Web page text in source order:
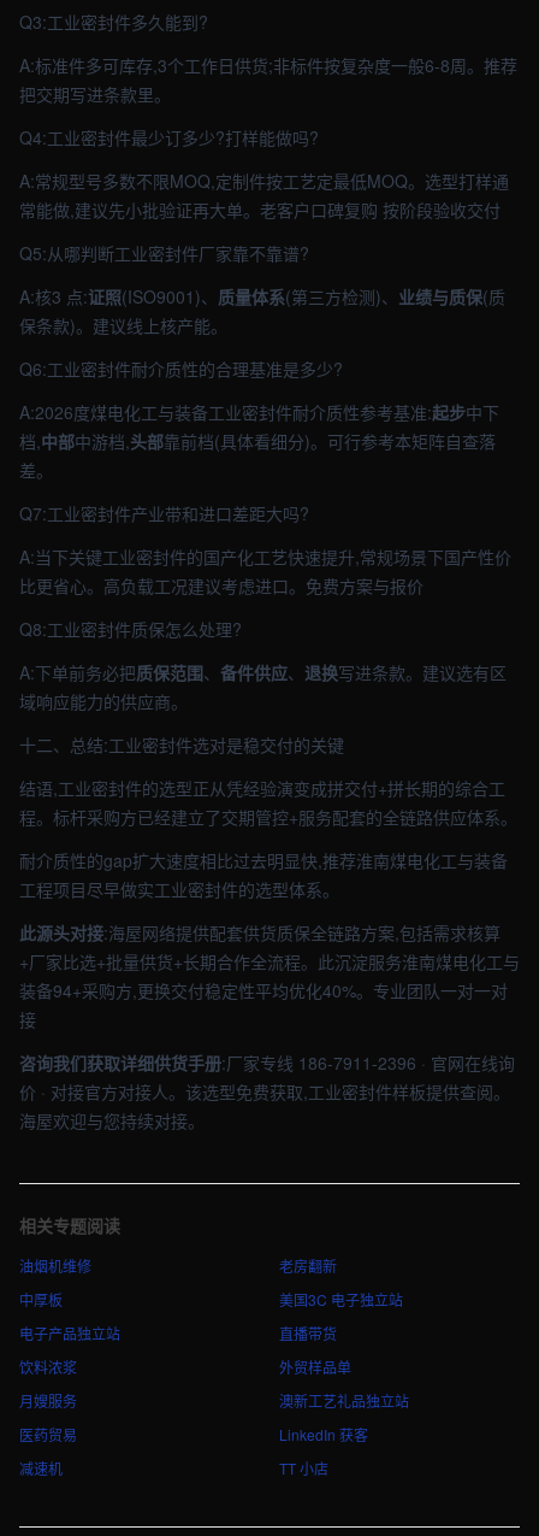
Q3:工业密封件多久能到?
A:标准件多可库存,3个工作日供货;非标件按复杂度一般6-8周。推荐
把交期写进条款里。
Q4:工业密封件最少订多少?打样能做吗?
A:常规型号多数不限MOQ,定制件按工艺定最低MOQ。选型打样通
常能做,建议先小批验证再大单。老客户口碑复购 按阶段验收交付
Q5:从哪判断工业密封件厂家靠不靠谱?
A:核3 点:证照(ISO9001)、 质量体系(第三方检测)、 业绩与质保(质
保条款)。建议线上核产能。
Q6:工业密封件耐介质性的合理基准是多少?
A:2026度煤电化工与装备工业密封件耐介质性参考基准:起步中下
档,中部中游档,头部靠前档(具体看细分)。可行参考本矩阵自查落
差。
Q7:工业密封件产业带和进口差距大吗?
A:当下关键工业密封件的国产化工艺快速提升,常规场景下国产性价
比更省心。高负载工况建议考虑进口。免费方案与报价
Q8:工业密封件质保怎么处理?
A:下单前务必把质保范围、 备件供应、 退换写进条款。建议选有区
域响应能力的供应商。
十二、总结:工业密封件选对是稳交付的关键
结语,工业密封件的选型正从凭经验演变成拼交付+拼长期的综合工
程。标杆采购方已经建立了交期管控+服务配套的全链路供应体系。
耐介质性的gap扩大速度相比过去明显快,推荐淮南煤电化工与装备
工程项目尽早做实工业密封件的选型体系。
此源头对接:海屋网络提供配套供货质保全链路方案,包括需求核算
+厂家比选+批量供货+长期合作全流程。此沉淀服务淮南煤电化工与
装备94+采购方,更换交付稳定性平均优化40%。专业团队一对一对
接
咨询我们获取详细供货手册:厂家专线 186-7911-2396 · 官网在线询
价 · 对接官方对接人。该选型免费获取,工业密封件样板提供查阅。
海屋欢迎与您持续对接。
相关专题阅读
油烟机维修
中厚板
电子产品独立站
饮料浓浆
月嫂服务
医药贸易
减速机
老房翻新
美国3C 电子独立站
直播带货
外贸样品单
澳新工艺礼品独立站
LinkedIn 获客
TT 小店